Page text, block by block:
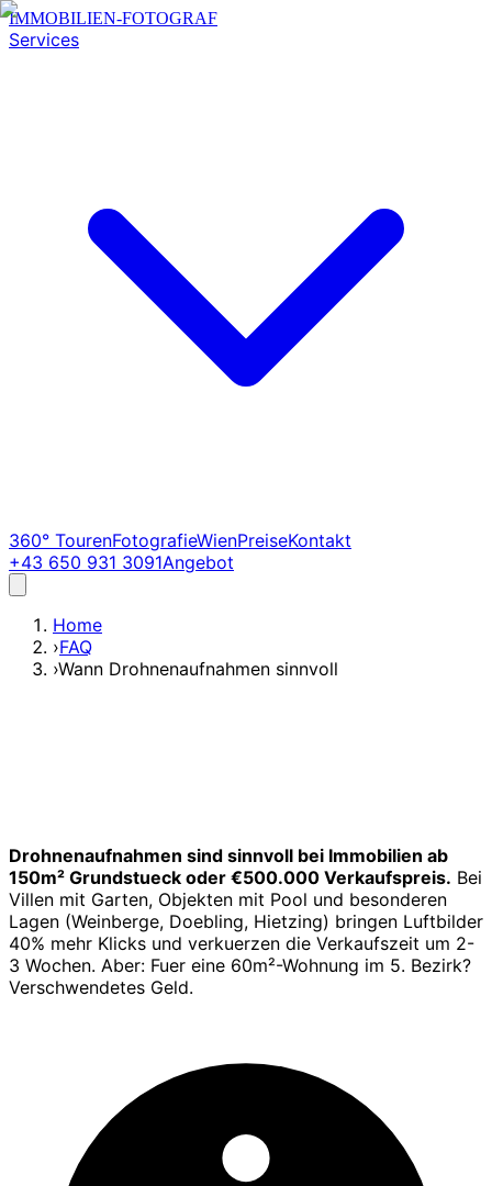
IMMOBILIEN-FOTOGRAF
Services
360° TourenFotografieWienPreiseKontakt
+43 650 931 3091Angebot
Home
›FAQ
›Wann Drohnenaufnahmen sinnvoll
Drohnenaufnahmen sind sinnvoll bei Immobilien ab
150m² Grundstueck oder €500.000 Verkaufspreis. Bei
Villen mit Garten, Objekten mit Pool und besonderen
Lagen (Weinberge, Doebling, Hietzing) bringen Luftbilder
40% mehr Klicks und verkuerzen die Verkaufszeit um 2-
3 Wochen. Aber: Fuer eine 60m²-Wohnung im 5. Bezirk?
Verschwendetes Geld.